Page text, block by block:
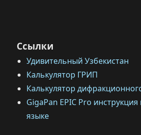
Ссылки
Удивительный Узбекистан
Калькулятор ГРИП
Калькулятор
GigaPan EPIC Pro
языке